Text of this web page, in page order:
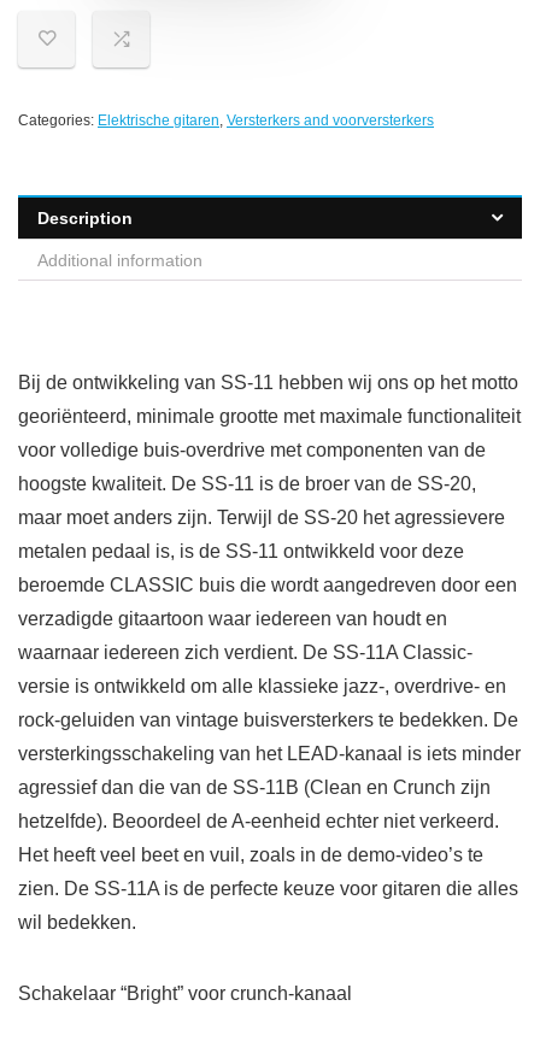
Categories: Elektrische gitaren, Versterkers and voorversterkers
Description
Additional information
Bij de ontwikkeling van SS-11 hebben wij ons op het motto
georiënteerd, minimale grootte met maximale functionaliteit
voor volledige buis-overdrive met componenten van de
hoogste kwaliteit. De SS-11 is de broer van de SS-20,
maar moet anders zijn. Terwijl de SS-20 het agressievere
metalen pedaal is, is de SS-11 ontwikkeld voor deze
beroemde CLASSIC buis die wordt aangedreven door een
verzadigde gitaartoon waar iedereen van houdt en
waarnaar iedereen zich verdient. De SS-11A Classic-
versie is ontwikkeld om alle klassieke jazz-, overdrive- en
rock-geluiden van vintage buisversterkers te bedekken. De
versterkingsschakeling van het LEAD-kanaal is iets minder
agressief dan die van de SS-11B (Clean en Crunch zijn
hetzelfde). Beoordeel de A-eenheid echter niet verkeerd.
Het heeft veel beet en vuil, zoals in de demo-video’s te
zien. De SS-11A is de perfecte keuze voor gitaren die alles
wil bedekken.
Schakelaar “Bright” voor crunch-kanaal